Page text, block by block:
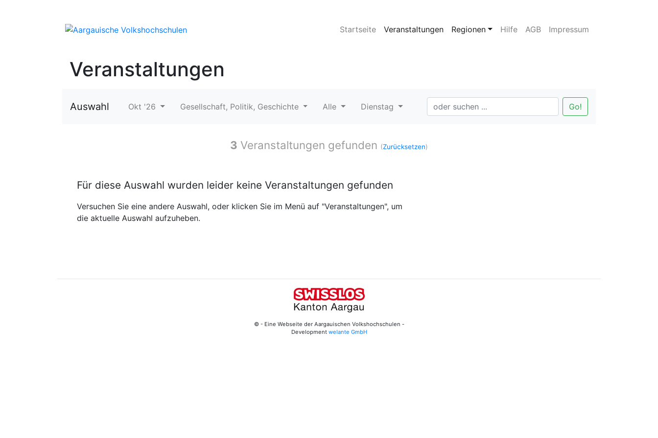
Startseite Veranstaltungen Regionen Hilfe AGB Impressum
Veranstaltungen
Auswahl Okt '26 Gesellschaft, Politik, Geschichte Alle Dienstag Go!
3 Veranstaltungen gefunden (Zurücksetzen)
Für diese Auswahl wurden leider keine Veranstaltungen gefunden
Versuchen Sie eine andere Auswahl, oder klicken Sie im Menü auf "Veranstaltungen", um
die aktuelle Auswahl aufzuheben.
© - Eine Webseite der Aargauischen Volkshochschulen -
Development welante GmbH